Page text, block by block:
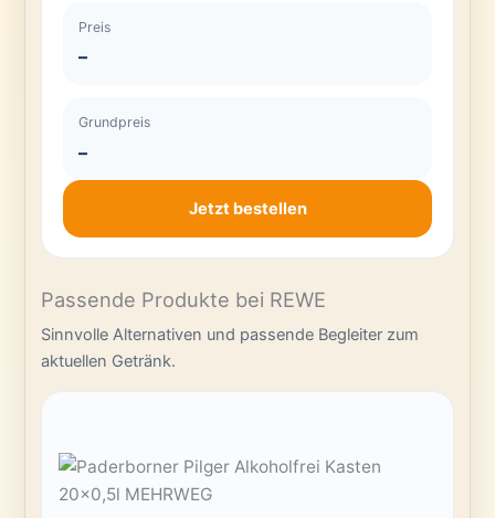
Preis
–
Grundpreis
–
Jetzt bestellen
Passende Produkte bei REWE
Sinnvolle Alternativen und passende Begleiter zum
aktuellen Getränk.